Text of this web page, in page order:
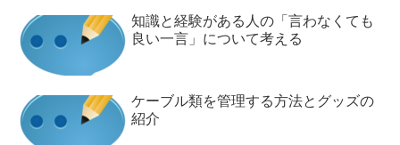
知識と経験がある人の「言わなくても
良い一言」について考える
ケーブル類を管理する方法とグッズの
紹介